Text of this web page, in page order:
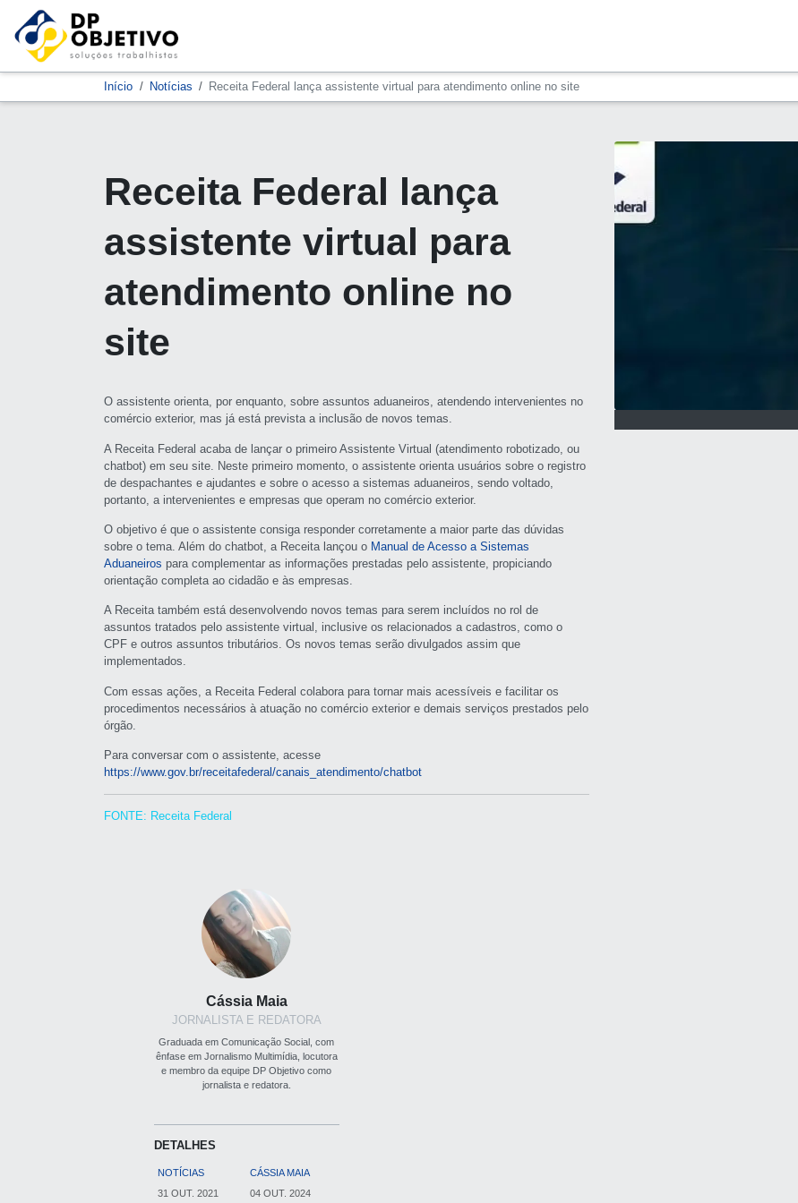
Início Notícias Receita Federal lança assistente virtual para atendimento online no site
Receita Federal lança
assistente virtual para
atendimento online no
site
O assistente orienta, por enquanto, sobre assuntos aduaneiros, atendendo intervenientes no
comércio exterior, mas já está prevista a inclusão de novos temas.
A Receita Federal acaba de lançar o primeiro Assistente Virtual (atendimento robotizado, ou
chatbot) em seu site. Neste primeiro momento, o assistente orienta usuários sobre o registro
de despachantes e ajudantes e sobre o acesso a sistemas aduaneiros, sendo voltado,
portanto, a intervenientes e empresas que operam no comércio exterior.
O objetivo é que o assistente consiga responder corretamente a maior parte das dúvidas
sobre o tema. Além do chatbot, a Receita lançou o Manual de Acesso a Sistemas
Aduaneiros para complementar as informações prestadas pelo assistente, propiciando
orientação completa ao cidadão e às empresas.
A Receita também está desenvolvendo novos temas para serem incluídos no rol de
assuntos tratados pelo assistente virtual, inclusive os relacionados a cadastros, como o
CPF e outros assuntos tributários. Os novos temas serão divulgados assim que
implementados.
Com essas ações, a Receita Federal colabora para tornar mais acessíveis e facilitar os
procedimentos necessários à atuação no comércio exterior e demais serviços prestados pelo
órgão.
Para conversar com o assistente, acesse
https://www.gov.br/receitafederal/canais_atendimento/chatbot
FONTE: Receita Federal
Cássia Maia
JORNALISTA E REDATORA
Graduada em Comunicação Social, com
ênfase em Jornalismo Multimídia, locutora
e membro da equipe DP Objetivo como
jornalista e redatora.
DETALHES
NOTÍCIAS
CÁSSIA MAIA
31 OUT. 2021
04 OUT. 2024